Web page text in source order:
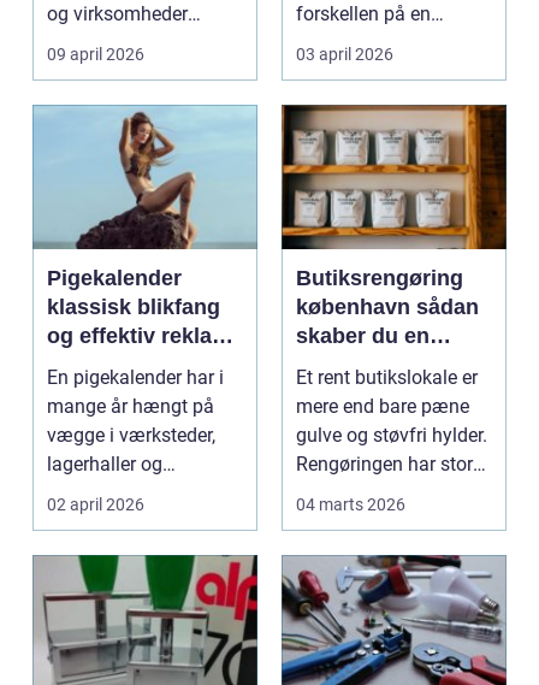
og virksomheder
møder, når gamle
industrig...
09 april 2026
forskellen på en
besværlig og en ov...
03 april 2026
Pigekalender
klassisk blikfang
og effektiv reklame
året rundt
En pigekalender har i
mange år hængt på
vægge i værksteder,
lagerhaller og
frokoststuer over hele
02 april 2026
Butiksrengøring
københavn sådan
skaber du en
butik, kunderne
har lyst til at
komme tilbage til
Et rent butikslokale er
mere end bare pæne
gulve og støvfri hylder.
Rengøringen har stor
betydning f...
04 marts 2026